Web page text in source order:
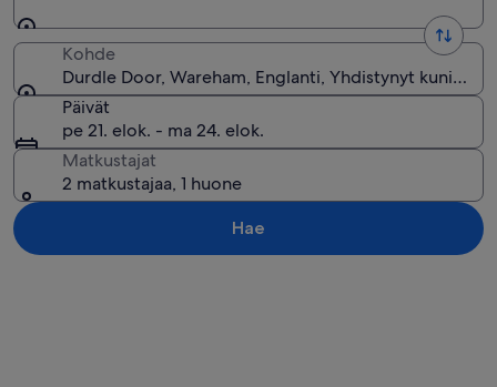
Kohde
Durdle Door, Wareham, Englanti, Yhdistynyt
Päivät
pe 21. elok. - ma 24. elok.
Matkustajat
2 matkustajaa, 1 huone
Hae